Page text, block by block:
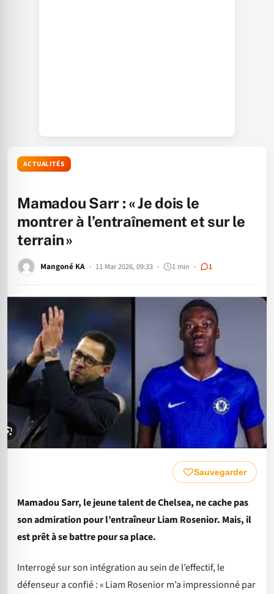
ACTUALITÉS
Mamadou Sarr : « Je dois le
montrer à l’entraînement et sur le
terrain »
Mangoné KA 11 Mar 2026, 09:33 1 min 1
Sauvegarder
Mamadou Sarr, le jeune talent de Chelsea, ne cache pas
son admiration pour l’entraîneur Liam Rosenior. Mais, il
est prêt à se battre pour sa place.
Interrogé sur son intégration au sein de l’effectif, le
défenseur a confié : « Liam Rosenior m’a impressionné par